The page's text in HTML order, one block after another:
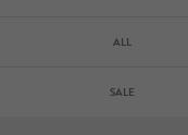
ALL
SALE